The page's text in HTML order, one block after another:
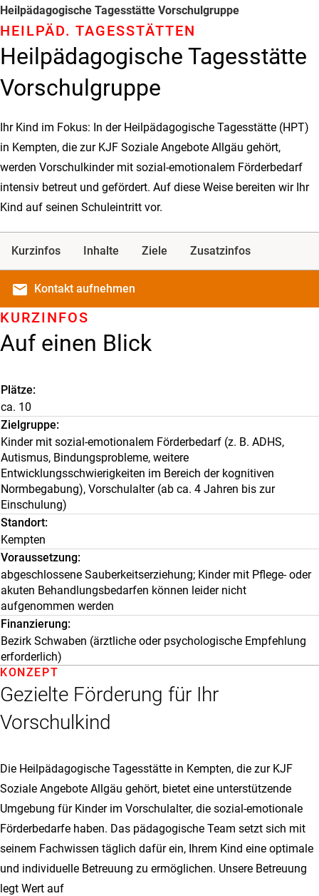
Heil­päda­gogische Tages­stätte Vorschul­gruppe
Heil­päda­gogische Tages­stätte
Vorschul­gruppe
HEILPÄD­. TAGES­STÄTTEN
Ihr Kind im Fokus: In der Heilpädagogische Tagesstätte (HPT)
in Kempten, die zur KJF Soziale Angebote Allgäu gehört,
werden Vorschulkinder mit sozial-emotionalem Förderbedarf
intensiv betreut und gefördert. Auf diese Weise bereiten wir Ihr
Kind auf seinen Schuleintritt vor.
Kurzinfos Inhalte Ziele Zusatzinfos
email Kontakt aufnehmen
Auf einen Blick
KURZINFOS
Plätze
ca. 10
Zielgruppe
Kinder mit sozial-emotionalem Förderbedarf (z. B. ADHS,
Autismus, Bindungsprobleme, weitere
Entwicklungsschwierigkeiten im Bereich der kognitiven
Normbegabung), Vorschulalter (ab ca. 4 Jahren bis zur
Einschulung)
Standort
Kempten
Voraussetzung
abgeschlossene Sauberkeitserziehung; Kinder mit Pflege- oder
akuten Behandlungsbedarfen können leider nicht
aufgenommen werden
Finanzierung
Bezirk Schwaben (ärztliche oder psychologische Empfehlung
erforderlich)
Gezielte Förderung für Ihr
Vorschulkind
KONZEPT
Die Heilpädagogische Tagesstätte in Kempten, die zur KJF
Soziale Angebote Allgäu gehört, bietet eine unterstützende
Umgebung für Kinder im Vorschulalter, die sozial-emotionale
Förderbedarfe haben. Das pädagogische Team setzt sich mit
seinem Fachwissen täglich dafür ein, Ihrem Kind eine optimale
und individuelle Betreuung zu ermöglichen. Unsere Betreuung
legt Wert auf